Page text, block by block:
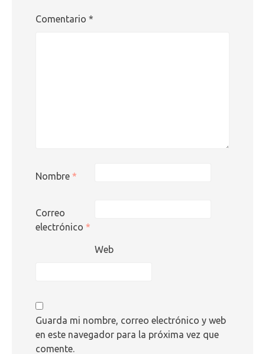
Comentario *
Nombre *
Correo
electrónico *
Web
Guarda mi nombre, correo electrónico y web
en este navegador para la próxima vez que
comente.